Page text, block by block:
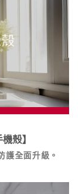
機殼】
護全面升級。